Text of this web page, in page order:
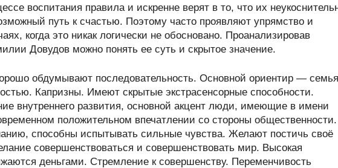
воспитания правила и искренне верят в то, что их
путь к счастью. Поэтому часто проявляют упрямство и
когда это никак логически не обосновано. Проанализировав
Довудов можно понять ее суть и скрытое значение.
обдумывают последовательность. Основной ориентир —
Капризны. Имеют скрытые экстрасенсорные способности.
внутреннего развития, основной акцент люди, имеющие в имени
положительном впечатлении со стороны общественности.
способны испытывать сильные чувства. Желают постичь своё
совершенствоваться и совершенствовать мир. Высокая
деньгами. Стремление к совершенству. Переменчивость